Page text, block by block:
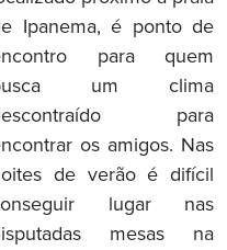
Ipanema, é ponto de
para quem
um clima
para
os amigos. Nas
de verão é difícil
lugar nas
mesas na